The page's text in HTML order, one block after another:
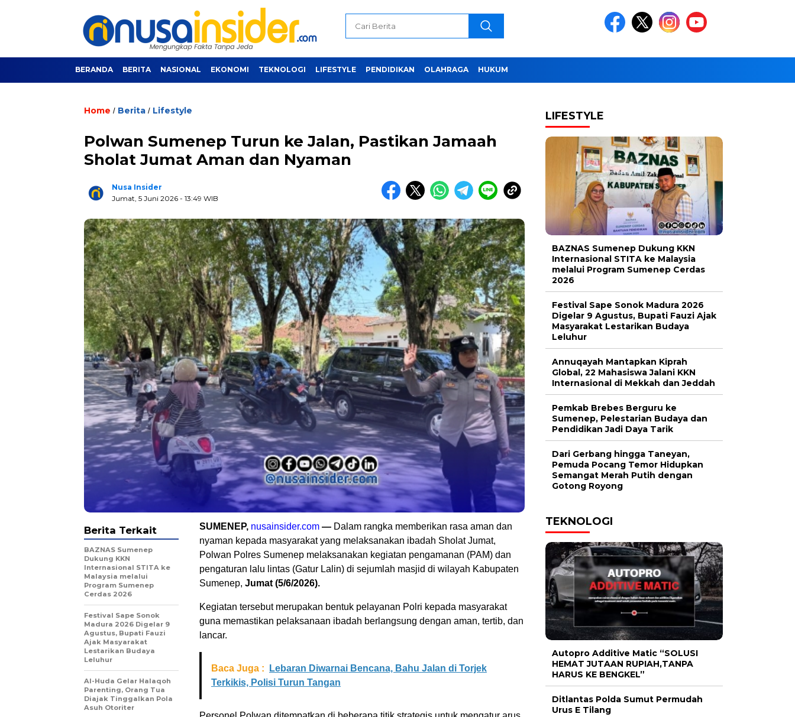
BERANDA BERITA NASIONAL EKONOMI TEKNOLOGI LIFESTYLE PENDIDIKAN OLAHRAGA HUKUM
Home / Berita / Lifestyle
Polwan Sumenep Turun ke Jalan, Pastikan Jamaah
Sholat Jumat Aman dan Nyaman
Nusa Insider
Jumat, 5 Juni 2026 - 13:49 WIB
SUMENEP, nusainsider.com — Dalam rangka memberikan rasa aman dan
nyaman kepada masyarakat yang melaksanakan ibadah Sholat Jumat,
Polwan Polres Sumenep melaksanakan kegiatan pengamanan (PAM) dan
pengaturan lalu lintas (Gatur Lalin) di sejumlah masjid di wilayah Kabupaten
Sumenep, Jumat (5/6/2026).
Kegiatan tersebut merupakan bentuk pelayanan Polri kepada masyarakat
guna memastikan pelaksanaan ibadah berlangsung dengan aman, tertib, dan
lancar.
Baca Juga :
Lebaran Diwarnai Bencana, Bahu Jalan di Torjek
Terkikis, Polisi Turun Tangan
Berita Terkait
BAZNAS Sumenep
Dukung KKN
Internasional STITA ke
Malaysia melalui
Program Sumenep
Cerdas 2026
Festival Sape Sonok
Madura 2026 Digelar 9
Agustus, Bupati Fauzi
Ajak Masyarakat
Lestarikan Budaya
Leluhur
Al-Huda Gelar Halaqoh
Parenting, Orang Tua
Diajak Tinggalkan Pola
Asuh Otoriter
LIFESTYLE
BAZNAS Sumenep Dukung KKN
Internasional STITA ke Malaysia
melalui Program Sumenep Cerdas
2026
Festival Sape Sonok Madura 2026
Digelar 9 Agustus, Bupati Fauzi Ajak
Masyarakat Lestarikan Budaya
Leluhur
Annuqayah Mantapkan Kiprah
Global, 22 Mahasiswa Jalani KKN
Internasional di Mekkah dan Jeddah
Pemkab Brebes Berguru ke
Sumenep, Pelestarian Budaya dan
Pendidikan Jadi Daya Tarik
Dari Gerbang hingga Taneyan,
Pemuda Pocang Temor Hidupkan
Semangat Merah Putih dengan
Gotong Royong
TEKNOLOGI
Autopro Additive Matic “SOLUSI
HEMAT JUTAAN RUPIAH,TANPA
HARUS KE BENGKEL”
Ditlantas Polda Sumut Permudah
Urus E Tilang